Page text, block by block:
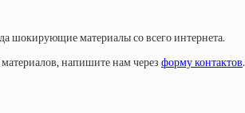
шокирующие материалы со всего интернета.
напишите нам через форму контактов.